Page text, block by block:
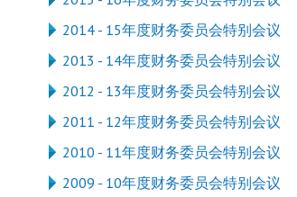
2014 - 15年度财务委员会特别会议
2013 - 14年度财务委员会特别会议
2012 - 13年度财务委员会特别会议
2011 - 12年度财务委员会特别会议
2010 - 11年度财务委员会特别会议
2009 - 10年度财务委员会特别会议